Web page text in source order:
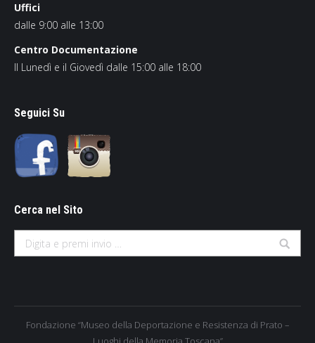
Uffici
dalle 9:00 alle 13:00
Centro Documentazione
Il Lunedì e il Giovedì dalle 15:00 alle 18:00
Seguici Su
Cerca nel Sito
Search:
Fondazione “Museo della Deportazione e Resistenza di Prato –